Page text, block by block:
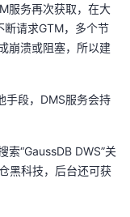
服务再次获取，在大
请求GTM，多个节
崩溃或阻塞，所以建
手段，DMS服务会持
索“GaussDB DWS”关
黑科技，后台还可获